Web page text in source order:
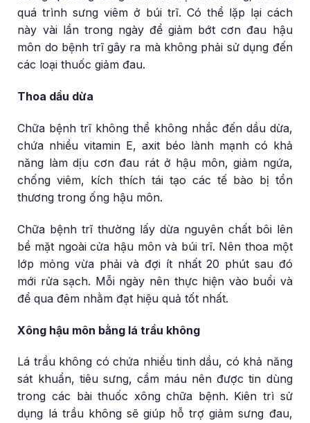
quá trình sưng viêm ở búi trĩ. Có thể lặp lại cách
này vài lần trong ngày để giảm bớt cơn đau hậu
môn do bệnh trĩ gây ra mà không phải sử dụng đến
các loại thuốc giảm đau.
Thoa dầu dừa
Chữa bệnh trĩ không thể không nhắc đến dầu dừa,
chứa nhiều vitamin E, axit béo lành mạnh có khả
năng làm dịu cơn đau rát ở hậu môn, giảm ngứa,
chống viêm, kích thích tái tạo các tế bào bị tổn
thương trong ống hậu môn.
Chữa bệnh trĩ thường lấy dừa nguyên chất bôi lên
bề mặt ngoài cửa hậu môn và búi trĩ. Nên thoa một
lớp mỏng vừa phải và đợi ít nhất 20 phút sau đó
mới rửa sạch. Mỗi ngày nên thực hiện vào buổi và
để qua đêm nhằm đạt hiệu quả tốt nhất.
Xông hậu môn bằng lá trầu không
Lá trầu không có chứa nhiều tinh dầu, có khả năng
sát khuẩn, tiêu sưng, cầm máu nên được tin dùng
trong các bài thuốc xông chữa bệnh. Kiên trì sử
dụng lá trầu không sẽ giúp hỗ trợ giảm sưng đau,